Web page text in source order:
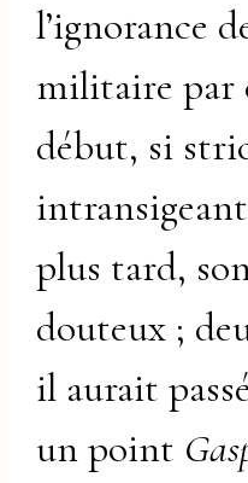
l’ignorance
militaire par
début, si
plus tard,
douteux ;
il aurait
un point